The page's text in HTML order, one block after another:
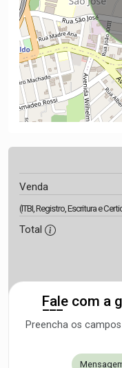
Venda
(ITBI, Registro, Escritura e
Total
Fale com a
Preencha os